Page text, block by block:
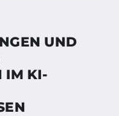
UND
IM KI-